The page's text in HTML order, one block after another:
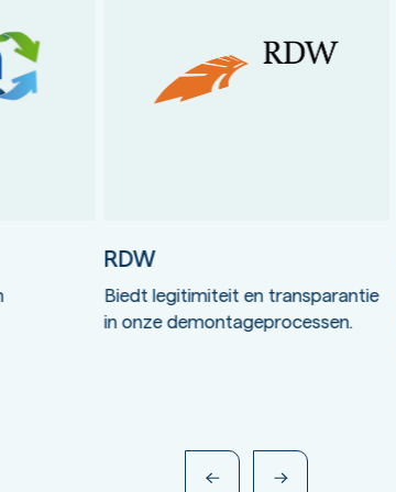
Biedt legitimiteit en transparantie
in onze demontageprocessen.
RDW